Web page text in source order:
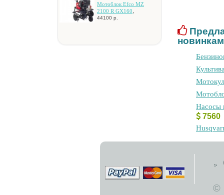
Moтoблoк Efco MZ
2100 R GX160,
44100 р.
Hacocы
7560
©